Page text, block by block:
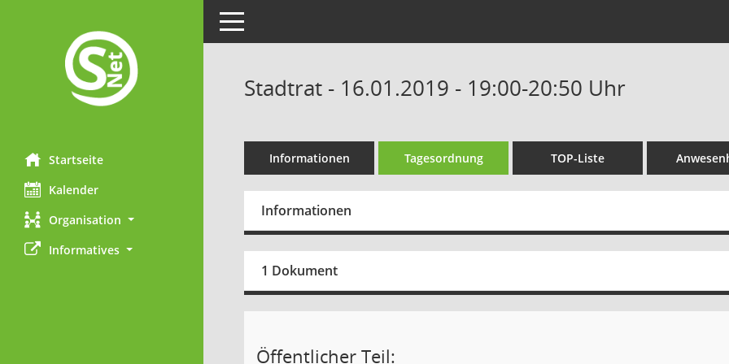
Startseite
Kalender
Organisation
Informatives
Toggle navigation
Stadtrat - 16.01.2019 - 19:00-20:50 Uhr
Informationen Tagesordnung TOP-Liste
Informationen
1 Dokument
Öffentlicher Teil: